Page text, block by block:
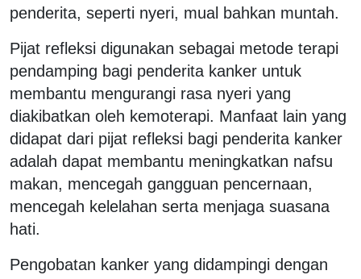
penderita, seperti nyeri, mual bahkan muntah.
Pijat refleksi digunakan sebagai metode terapi
pendamping bagi penderita kanker untuk
membantu mengurangi rasa nyeri yang
diakibatkan oleh kemoterapi. Manfaat lain yang
didapat dari pijat refleksi bagi penderita kanker
adalah dapat membantu meningkatkan nafsu
makan, mencegah gangguan pencernaan,
mencegah kelelahan serta menjaga suasana
hati.
Pengobatan kanker yang didampingi dengan